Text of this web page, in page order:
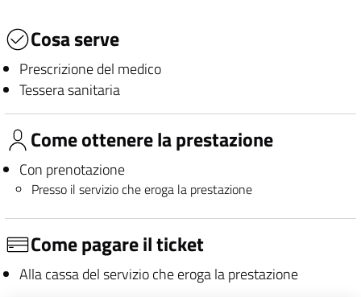
Cosa serve
Prescrizione del medico
Tessera sanitaria
Come ottenere la prestazione
Con prenotazione
Presso il servizio che eroga la prestazione
Come pagare il ticket
Alla cassa del servizio che eroga la prestazione